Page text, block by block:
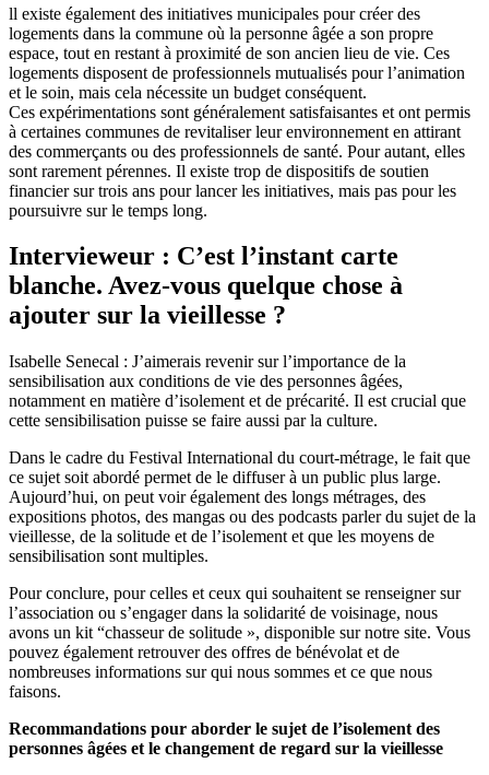
ll existe également des initiatives municipales pour créer des
logements dans la commune où la personne âgée a son propre
espace, tout en restant à proximité de son ancien lieu de vie. Ces
logements disposent de professionnels mutualisés pour l’animation
et le soin, mais cela nécessite un budget conséquent.
Ces expérimentations sont généralement satisfaisantes et ont permis
à certaines communes de revitaliser leur environnement en attirant
des commerçants ou des professionnels de santé. Pour autant, elles
sont rarement pérennes. Il existe trop de dispositifs de soutien
financier sur trois ans pour lancer les initiatives, mais pas pour les
poursuivre sur le temps long.
Intervieweur : C’est l’instant carte
blanche. Avez-vous quelque chose à
ajouter sur la vieillesse ?
Isabelle Senecal : J’aimerais revenir sur l’importance de la
sensibilisation aux conditions de vie des personnes âgées,
notamment en matière d’isolement et de précarité. Il est crucial que
cette sensibilisation puisse se faire aussi par la culture.
Dans le cadre du Festival International du court-métrage, le fait que
ce sujet soit abordé permet de le diffuser à un public plus large.
Aujourd’hui, on peut voir également des longs métrages, des
expositions photos, des mangas ou des podcasts parler du sujet de la
vieillesse, de la solitude et de l’isolement et que les moyens de
sensibilisation sont multiples.
Pour conclure, pour celles et ceux qui souhaitent se renseigner sur
l’association ou s’engager dans la solidarité de voisinage, nous
avons un kit “chasseur de solitude », disponible sur notre site. Vous
pouvez également retrouver des offres de bénévolat et de
nombreuses informations sur qui nous sommes et ce que nous
faisons.
Recommandations pour aborder le sujet de l’isolement des
personnes âgées et le changement de regard sur la vieillesse